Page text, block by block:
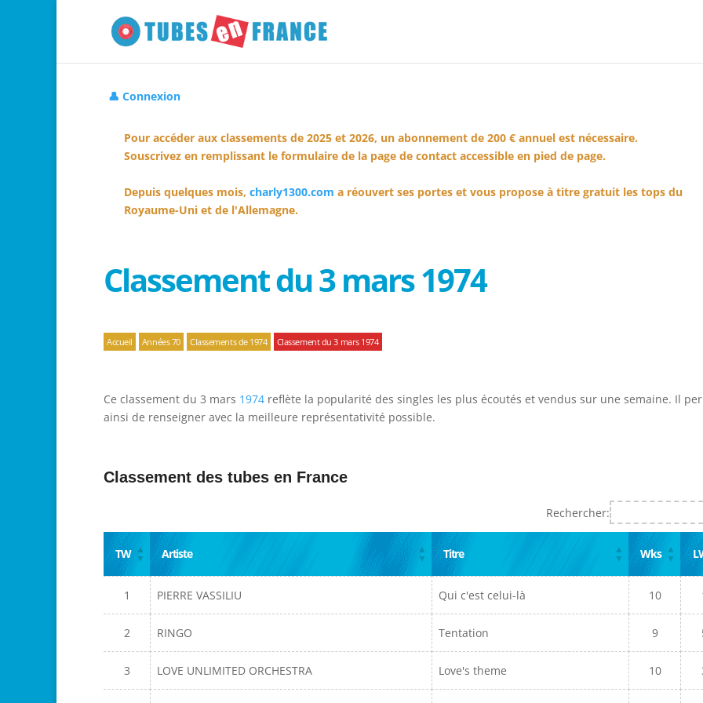
👤 Connexion
Pour accéder aux classements de 2025 et 2026, un abonnement de 200 € annuel est nécessaire.
Souscrivez en remplissant le formulaire de la page de contact accessible en pied de page.
Depuis quelques mois, charly1300.com a réouvert ses portes et vous propose à titre gratuit les tops du
Royaume-Uni et de l'Allemagne.
Classement du 3 mars 1974
Accueil Années 70 Classements de 1974 Classement du 3 mars 1974
Ce classement du 3 mars 1974 reflète la popularité des singles les plus écoutés et vendus sur une semaine. Il
ainsi de renseigner avec la meilleure représentativité possible.
Classement des tubes en France
Rechercher:
TW Artiste Titre Wks
1 PIERRE VASSILIU Qui c'est celui-là 10
2 RINGO Tentation 9
3 LOVE UNLIMITED ORCHESTRA Love's theme 10